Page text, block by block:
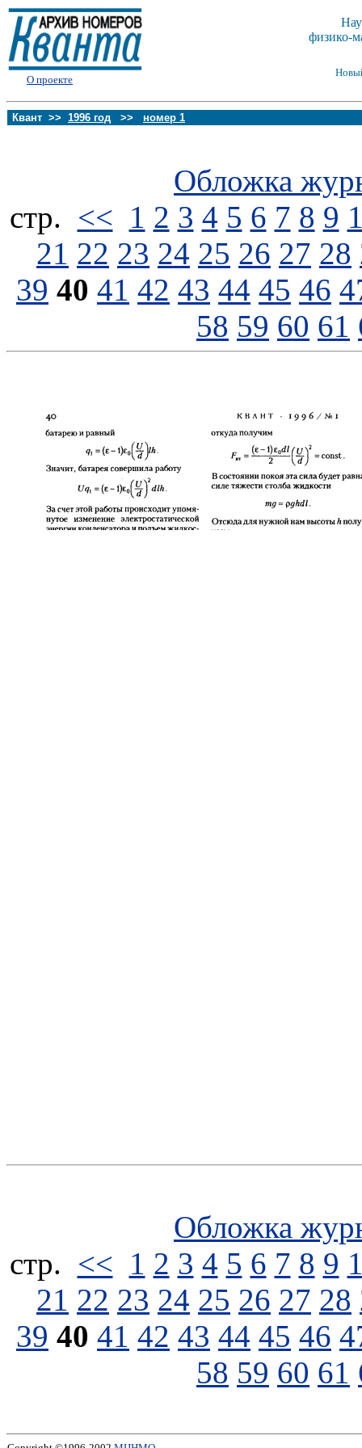
О проекте
физико-
Квант >> 1996 год >> номер 1
Обложка
стp. << 1 2 3 4 5 6 7 8 9
21 22 23 24 25 26 27 28
39 40 41 42 43 44 45 46
58 59 60 61
Обложка
стp. << 1 2 3 4 5 6 7 8 9
21 22 23 24 25 26 27 28
39 40 41 42 43 44 45 46
58 59 60 61